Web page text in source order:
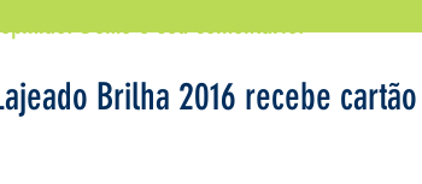
Deixe o seu comentário.
Brilha 2016 recebe